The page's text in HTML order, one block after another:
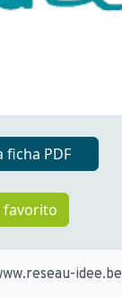
ficha PDF
favorito
idee.be